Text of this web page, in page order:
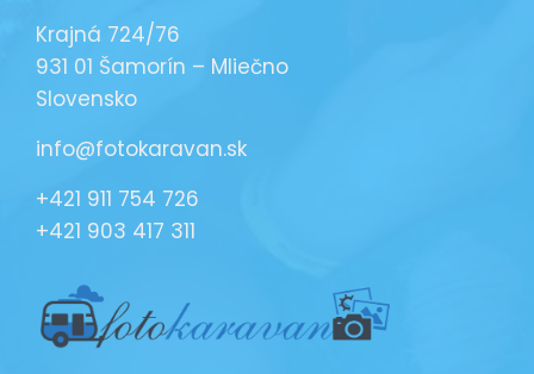
Krajná 724/76
931 01 Šamorín – Mliečno
Slovensko
info@fotokaravan.sk
+421 911 754 726
+421 903 417 311